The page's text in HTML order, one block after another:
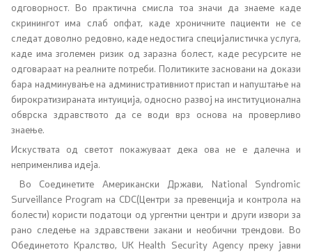
Модел на статут на ЈЗУ
Документи
Стратешки план и буџет
Реализација на Буџетот
Упатства
Работни документи
Програми
одговорност. Во практична смисла тоа значи да знаеме каде
скринингот има слаб опфат, каде хроничните пациенти не се
следат доволно редовно, каде недостига специјалистичка услуга,
каде има зголемен ризик од заразна болест, каде ресурсите не
одговараат на реалните потреби. Политиките засновани на докази
бара надминување на административниот пристап и напуштање на
бирократизираната интуиција, односно развој на институционална
обврска здравството да се води врз основа на проверливо
знаење.
Искуствата од светот покажуваат дека ова не е далечна и
неприменлива идеја.
Во Соединетите Американски Држави, National Syndromic
Surveillance Program на CDC(Центри за превенција и контрола на
болести) користи податоци од ургентни центри и други извори за
рано следење на здравствени закани и необични трендови. Во
Обединетото Кралство, UK Health Security Agency преку јавни